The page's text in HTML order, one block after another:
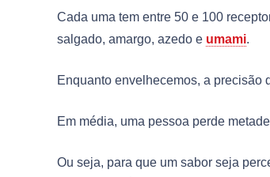
Cada uma tem entre 50 e 100
salgado, amargo, azedo e umami.
Enquanto envelhecemos, a precisão
Em média, uma pessoa perde
Ou seja, para que um sabor seja